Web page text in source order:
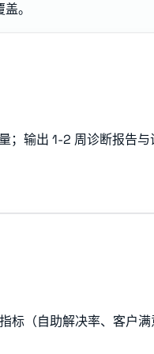
。
输出 1-2 周诊断报告与
（自助解决率、客户满